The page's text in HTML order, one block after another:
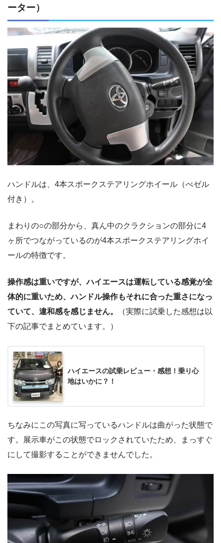
ーター）
ハンドルは、4本スポークステアリングホイール（べゼル
付き）。
まわりの○の部分から、真ん中のクラクションの部分に4
ヶ所でつながっているのが4本スポークステアリングホイ
ールの特徴です。
操作感は重いですが、ハイエースは運転している感覚が全
体的に重いため、ハンドル操作もそれに合った重さになっ
ていて、違和感を感じません。
（実際に試乗した感想は以
下の記事でまとめています。）
ハイエースの試乗レビュー・感想！乗り心
地はいかに？！
ちなみにこの写真に写っているハンドルは曲がった状態で
す。展示車がこの状態でロックされていたため、まっすぐ
にして撮影することができませんでした。